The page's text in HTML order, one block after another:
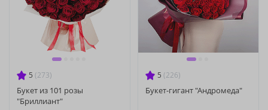
5 (273)
Букет из 101 розы
"Бриллиант"
5 (226)
Букет-гигант "Андромеда"